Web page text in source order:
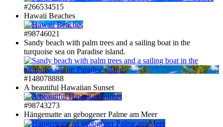
#266534515
Hawaii Beaches
#98746021
Sandy beach with palm trees and a sailing boat in the
turquoise sea on Paradise island.
#148078888
A beautiful Hawaiian Sunset
#98743273
Hängematte an gebogener Palme am Meer